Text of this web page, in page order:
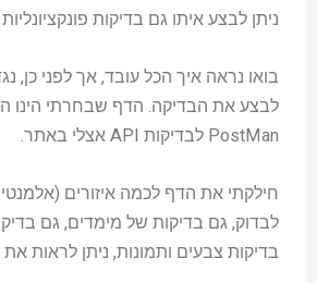
ניתן לבצע איתו גם בדיקות פונקציונליות
בואו נראה איך הכל עובד, אך לפני כן,
לבצע את הבדיקה. הדף שבחרתי הינו
PostMan לבדיקות API אצלי באתר.
חילקתי את הדף לכמה איזורים
לבדוק, גם בדיקות של מימדים, גם
בדיקות צבעים ותמונות, ניתן לראות